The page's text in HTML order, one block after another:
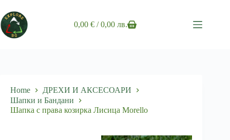
to
content
Shopping
0,00€ / 0,00 лв.
Home
ДРЕХИ И АКСЕСОАРИ
Шапки и Бандани
Шапка с права козирка Лисица Morello